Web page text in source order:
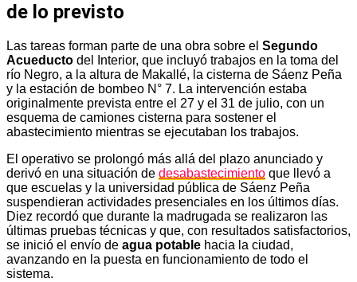
de lo previsto
Las tareas forman parte de una obra sobre el Segundo
Acueducto del Interior, que incluyó trabajos en la toma del
río Negro, a la altura de Makallé, la cisterna de Sáenz Peña
y la estación de bombeo N° 7. La intervención estaba
originalmente prevista entre el 27 y el 31 de julio, con un
esquema de camiones cisterna para sostener el
abastecimiento mientras se ejecutaban los trabajos.
El operativo se prolongó más allá del plazo anunciado y
derivó en una situación de desabastecimiento que llevó a
que escuelas y la universidad pública de Sáenz Peña
suspendieran actividades presenciales en los últimos días.
Diez recordó que durante la madrugada se realizaron las
últimas pruebas técnicas y que, con resultados satisfactorios,
se inició el envío de agua potable hacia la ciudad,
avanzando en la puesta en funcionamiento de todo el
sistema.